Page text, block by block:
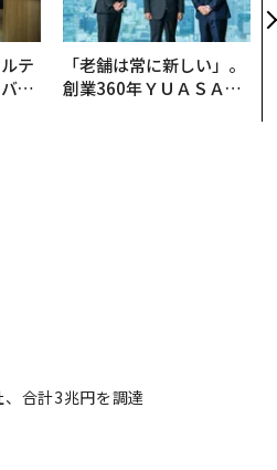
テ
レ
「老舗は常に新しい」。
創業360年ＹＵＡＳＡと
合計3兆円を調達